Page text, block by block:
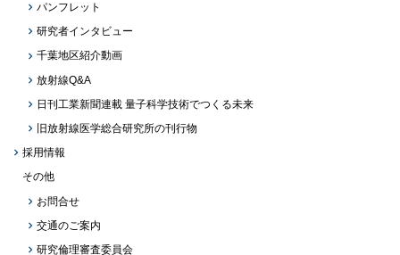
パンフレット
研究者インタビュー
千葉地区紹介動画
放射線Q&A
日刊工業新聞連載 量子科学技術でつくる未来
旧放射線医学総合研究所の刊行物
採用情報
その他
お問合せ
交通のご案内
研究倫理審査委員会